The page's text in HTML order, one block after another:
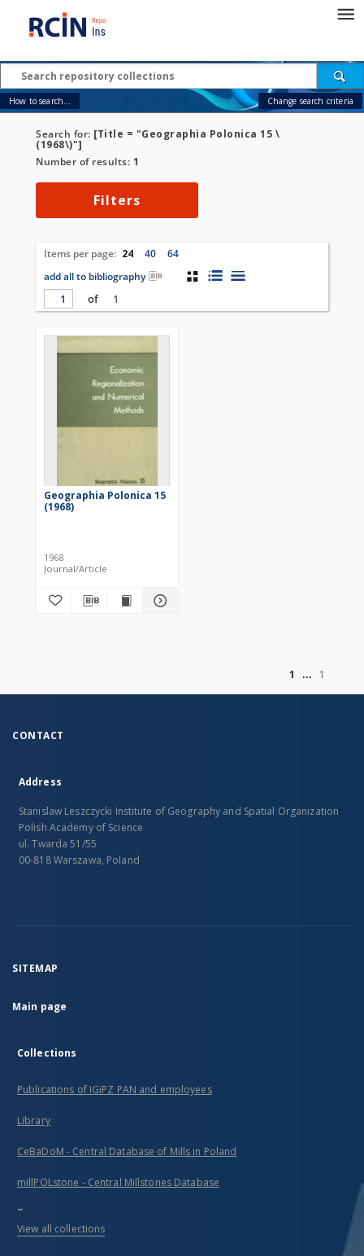
How to search... Change search criteria
Search for: [Title = "Geographia Polonica 15 \
(1968\)"]
Number of results: 1
Filters
Items per page: 24 40
64
add all to bibliography
of
1
Geographia Polonica 15
(1968)
1968
Journal/Article
1
1
CONTACT
Address
Stanislaw Leszczycki Institute of Geography and Spatial Organization
Polish Academy of Science
ul. Twarda 51/55
00-818 Warszawa, Poland
SITEMAP
Main page
Collections
Publications of IGiPZ PAN and employees
Library
CeBaDoM - Central Database of Mills in Poland
millPOLstone - Central Millstones Database
...
View all collections